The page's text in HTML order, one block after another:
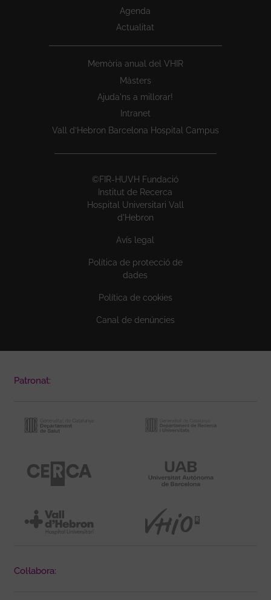
Agenda
Actualitat
Memòria anual del VHIR
Màsters
Ajuda'ns a millorar!
Intranet
Vall d’Hebron Barcelona Hospital Campus
©FIR-HUVH Fundació
Institut de Recerca
Hospital Universitari Vall
d'Hebron
Avís legal
Política de protecció de
dades
Política de cookies
Canal de denúncies
Patronat:
Col·labora: